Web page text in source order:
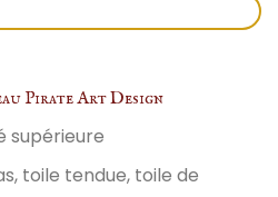
Pirate Art Design
supérieure
toile tendue, toile de